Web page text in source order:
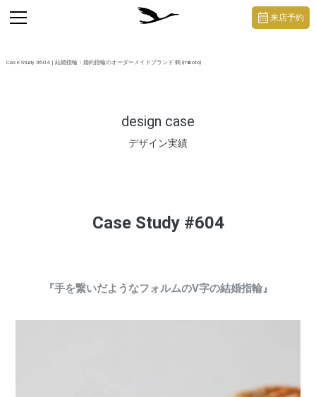
Case Study #604 | 結婚指輪・婚約指輪のオーダーメイドブランド 鶴 (mikoto)
design case
デザイン実績
toggle
navigation
来店予約
Case Study #604
『手を繋いだようなフォルムのV字の結婚指輪』